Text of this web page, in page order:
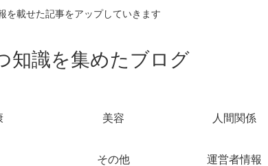
を載せた記事をアップしていきます
知識を集めたブログ
美容 人間関係
その他 運営者情報